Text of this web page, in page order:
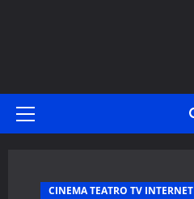
Primary
CINEMA TEATRO TV INTERNET